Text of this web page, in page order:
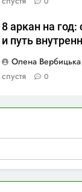
8 аркан на год:
и путь
Олена Вербицька
спустя
0